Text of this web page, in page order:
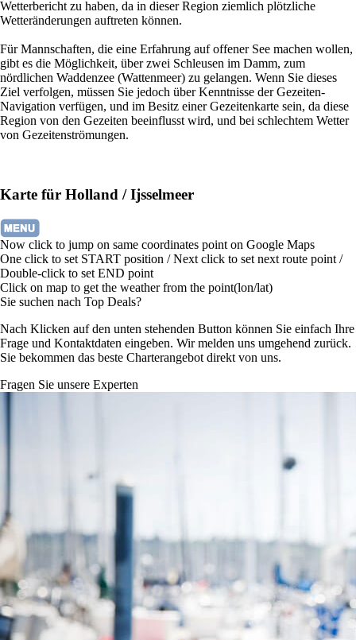
Wetterbericht zu haben, da in dieser Region ziemlich plötzliche
Wetteränderungen auftreten können.
Für Mannschaften, die eine Erfahrung auf offener See machen wollen,
gibt es die Möglichkeit, über zwei Schleusen im Damm, zum
nördlichen Waddenzee (Wattenmeer) zu gelangen. Wenn Sie dieses
Ziel verfolgen, müssen Sie jedoch über Kenntnisse der Gezeiten-
Navigation verfügen, und im Besitz einer Gezeitenkarte sein, da diese
Region von den Gezeiten beeinflusst wird, und bei schlechtem Wetter
von Gezeitenströmungen.
Karte für Holland / Ijsselmeer
Now click to jump on same coordinates point on Google Maps
One click to set START position / Next click to set next route point /
Double-click to set END point
Click on map to get the weather from the point(lon/lat)
Sie suchen nach Top Deals?
Nach Klicken auf den unten stehenden Button können Sie einfach Ihre
Frage und Kontaktdaten eingeben. Wir melden uns umgehend zurück.
Sie bekommen das beste Charterangebot direkt von uns.
Fragen Sie unsere Experten